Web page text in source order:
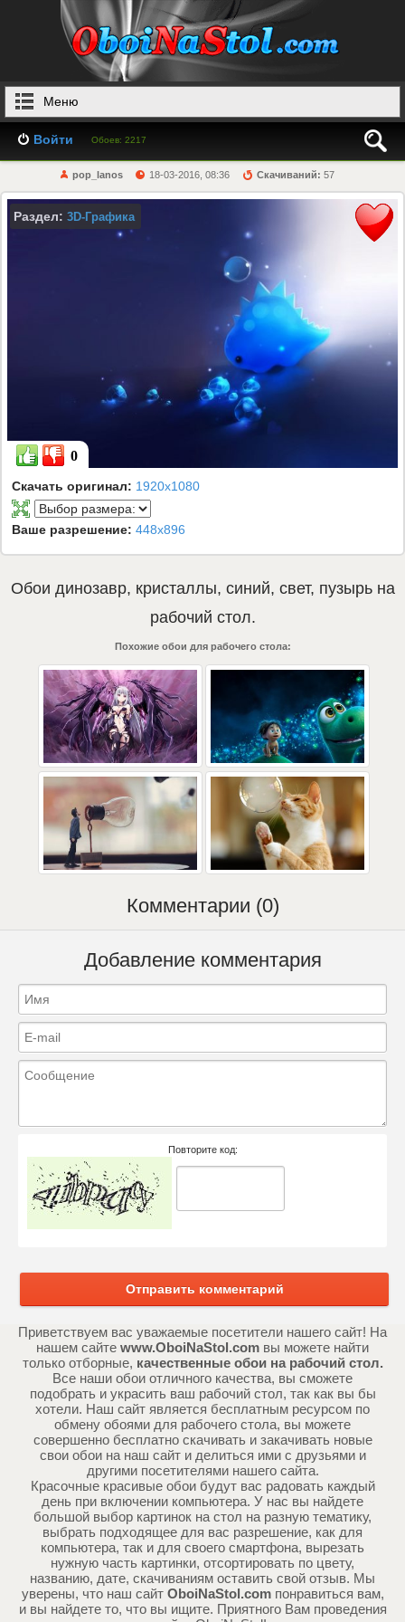
Меню
Войти Обоев: 2217
pop_lanos 18-03-2016, 08:36 Скачиваний: 57
Раздел: 3D-Графика
0
Скачать оригинал: 1920x1080
Ваше разрешение: 448x896
Обои динозавр, кристаллы, синий, свет, пузырьна
рабочий стол.
Похожие обои для рабочего стола:
Комментарии (0)
Добавление комментария
Повторите код:
Отправить комментарий
Приветствуем вас уважаемые посетители нашего сайт! На
нашем сайте www.OboiNaStol.com вы можете найти
только отборные, качественные обои на рабочий стол.
Все наши обои отличного качества, вы сможете
подобрать и украсить ваш рабочий стол, так как вы бы
хотели. Наш сайт является бесплатным ресурсом по
обмену обоями для рабочего стола, вы можете
совершенно бесплатно скачивать и закачивать новые
свои обои на наш сайт и делиться ими с друзьями и
другими посетителями нашего сайта.
Красочные красивые обои будут вас радовать каждый
день при включении компьютера. У нас вы найдете
большой выбор картинок на стол на разную тематику,
выбрать подходящее для вас разрешение, как для
компьютера, так и для своего смартфона, вырезать
нужную часть картинки, отсортировать по цвету,
названию, дате, скачиваниям оставить свой отзыв. Мы
уверены, что наш сайт OboiNaStol.comпонравиться вам,
и вы найдете то, что вы ищите. Приятного Вам проведения